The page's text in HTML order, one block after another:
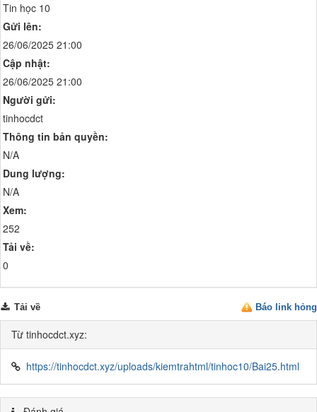
Tin học 10
Gửi lên:
26/06/2025 21:00
Cập nhật:
26/06/2025 21:00
Người gửi:
tinhocdct
Thông tin bản quyền:
N/A
Dung lượng:
N/A
Xem:
252
Tải về:
0
Báo link hỏng
Tải về
Từ tinhocdct.xyz:
https://tinhocdct.xyz/uploads/kiemtrahtml/tinhoc10/Bai25.html